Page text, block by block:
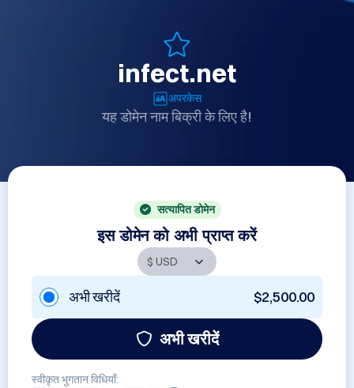
infect.net
अपरकेस
यह डोमेन नाम बिक्री के लिए है!
सत्यापित डोमेन
इस डोमेन को अभी प्राप्त करें
अभी खरीदें $2,500.00
अभी खरीदें
स्वीकृत भुगतान विधियाँ: